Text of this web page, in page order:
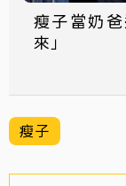
瘦子當奶
來」
瘦子